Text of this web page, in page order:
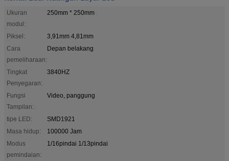
Ukuran
modul:
250mm * 250mm
Piksel:
3,91mm 4,81mm
Cara
pemeliharaan:
Depan belakang
Tingkat
Penyegaran:
3840HZ
Fungsi
Tampilan:
Video, panggung
tipe LED:
SMD1921
Masa hidup:
100000 Jam
Modus
pemindaian:
1/16pindai 1/13pindai